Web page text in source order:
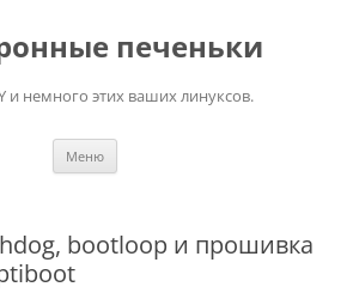
печеньки
и немного этих ваших линуксов.
Меню
bootloop и прошивка